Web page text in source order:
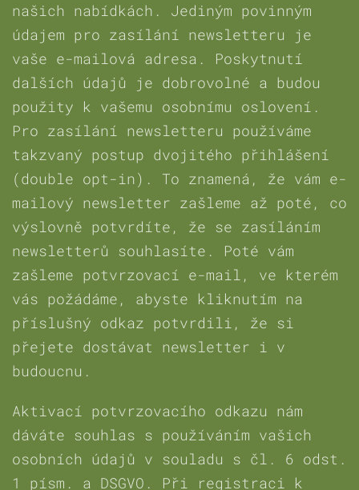
našich nabídkách. Jediným povinným
údajem pro zasílání newsletteru je
vaše e-mailová adresa. Poskytnutí
dalších údajů je dobrovolné a budou
použity k vašemu osobnímu oslovení.
Pro zasílání newsletteru používáme
takzvaný postup dvojitého přihlášení
(double opt-in). To znamená, že vám e-
mailový newsletter zašleme až poté, co
výslovně potvrdíte, že se zasíláním
newsletterů souhlasíte. Poté vám
zašleme potvrzovací e-mail, ve kterém
vás požádáme, abyste kliknutím na
příslušný odkaz potvrdili, že si
přejete dostávat newsletter i v
budoucnu.
Aktivací potvrzovacího odkazu nám
dáváte souhlas s používáním vašich
osobních údajů v souladu s čl. 6 odst.
1 písm. a DSGVO. Při registraci k